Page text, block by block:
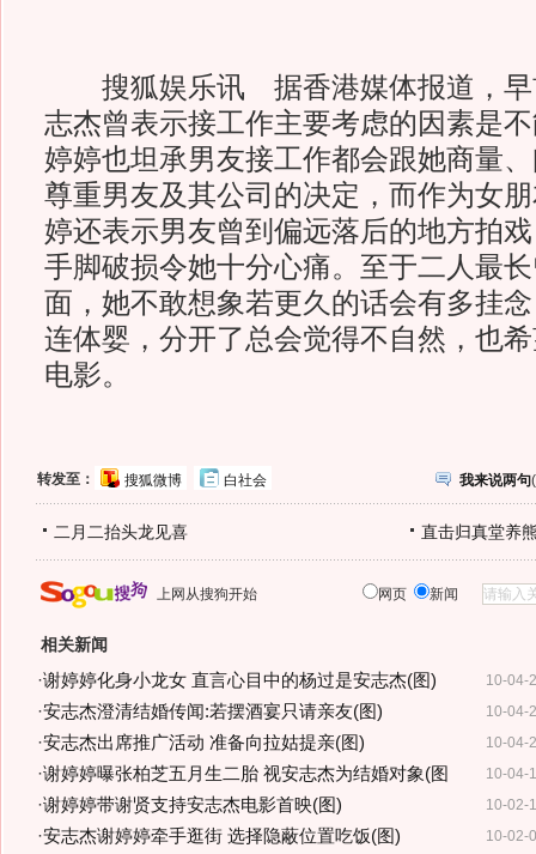
搜狐娱乐讯 据香港媒体报道，早
志杰曾表示接工作主要考虑的因素是
婷婷也坦承男友接工作都会跟她商量
尊重男友及其公司的决定，而作为女
婷还表示男友曾到偏远落后的地方拍
手脚破损令她十分心痛。至于二人最
面，她不敢想象若更久的话会有多挂
连体婴，分开了总会觉得不自然，也
电影。
转发至： 搜狐微博 白社会 我来说两句(
二月二抬头龙见喜 直击归真堂养
上网从搜狗开始 网页 新闻
相关新闻
10-04-
·谢婷婷化身小龙女 直言心目中的杨过是安志杰(图)
10-04-
·安志杰澄清结婚传闻:若摆酒宴只请亲友(图)
10-04-
·安志杰出席推广活动 准备向拉姑提亲(图)
10-04-
·谢婷婷曝张柏芝五月生二胎 视安志杰为结婚对象(图
10-02-
·谢婷婷带谢贤支持安志杰电影首映(图)
10-02-
·安志杰谢婷婷牵手逛街 选择隐蔽位置吃饭(图)